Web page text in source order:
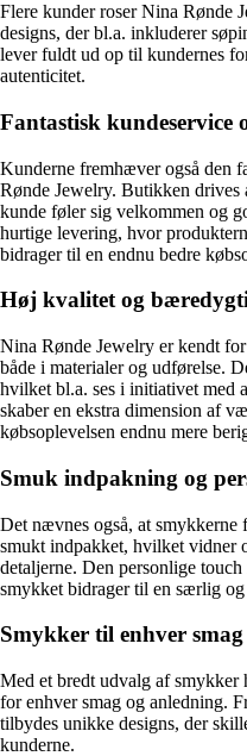
Flere kunder roser Nina Rønde
designs, der bl.a. inkluderer
lever fuldt ud op til kundernes
autenticitet.
Fantastisk kundeservice
Kunderne fremhæver også den
Rønde Jewelry. Butikken drives
kunde føler sig velkommen og
hurtige levering, hvor
bidrager til en endnu bedre
Høj kvalitet og
Nina Rønde Jewelry er kendt
både i materialer og udførelse.
hvilket bl.a. ses i initiativet med
skaber en ekstra dimension af
købsoplevelsen endnu mere
Smuk indpakning og
Det nævnes også, at
smukt indpakket, hvilket vidner
detaljerne. Den personlige
smykket bidrager til en særlig
Smykker til enhver
Med et bredt udvalg af smykker
for enhver smag og anledning.
tilbydes unikke designs, der
kunderne.